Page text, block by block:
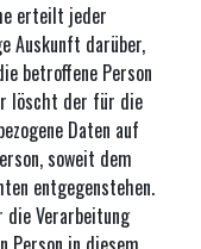
erteilt jeder
Auskunft darüber,
betroffene Person
löscht der für die
Daten auf
soweit dem
entgegenstehen.
Verarbeitung